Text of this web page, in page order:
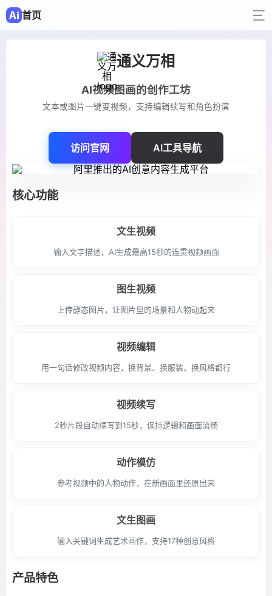
首页
通义万相
AI视频图画的创作工坊
文本或图片一键变视频，支持编辑续写和角色扮演
访问官网 AI工具导航
核心功能
文生视频
输入文字描述，AI生成最高15秒的连贯视频画面
图生视频
上传静态图片，让图片里的场景和人物动起来
视频编辑
用一句话修改视频内容，换背景、换服装、换风格都行
视频续写
2秒片段自动续写到15秒，保持逻辑和画面流畅
动作模仿
参考视频中的人物动作，在新画面里还原出来
文生图画
输入关键词生成艺术画作，支持17种创意风格
产品特色